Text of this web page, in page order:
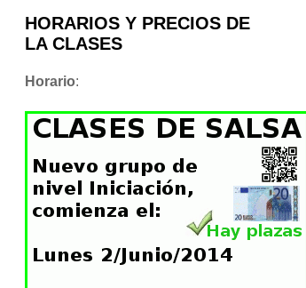
HORARIOS Y PRECIOS DE
LA CLASES
Horario: